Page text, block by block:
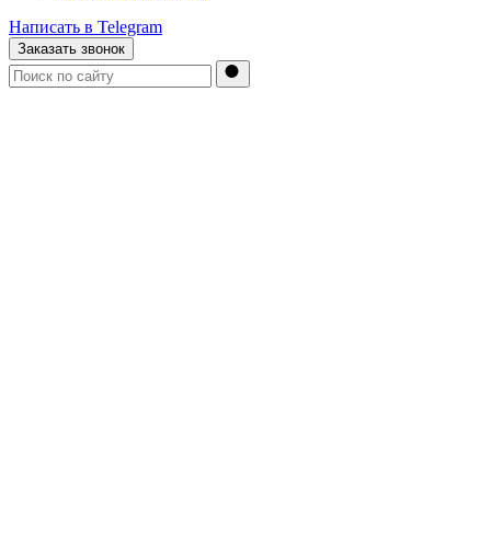
Написать в Telegram
Заказать звонок